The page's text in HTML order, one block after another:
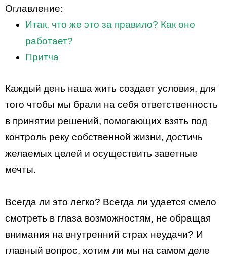
Оглавление:
Итак, что же это за правило? Как оно
работает?
Притча
Каждый день наша жить создает условия, для
того чтобы мы брали на себя ответственность
в принятии решений, помогающих взять под
контроль реку собственной жизни, достичь
желаемых целей и осуществить заветные
мечты.
Всегда ли это легко? Всегда ли удается смело
смотреть в глаза возможностям, не обращая
внимания на внутренний страх неудачи? И
главный вопрос, хотим ли мы на самом деле